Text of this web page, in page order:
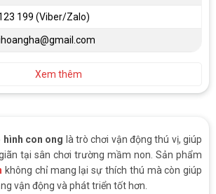
hình con ong là trò chơi vận động thú vị, giúp
tại sân chơi trường mầm non. Sản phẩm
không chỉ mang lại sự thích thú mà còn giúp
vận động và phát triển tốt hơn.
199 (Viber/Zalo)
Xem thêm